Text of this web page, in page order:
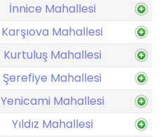
İnnice Mahallesi
Karşıova Mahallesi
Kurtuluş Mahallesi
Şerefiye Mahallesi
Yenicami Mahallesi
Yıldız Mahallesi